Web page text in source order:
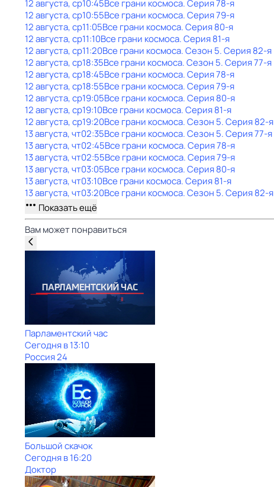
12 августа, ср10:45Все грани космоса. Серия 78-я
12 августа, ср10:55Все грани космоса. Серия 79-я
12 августа, ср11:05Все грани космоса. Серия 80-я
12 августа, ср11:10Все грани космоса. Серия 81-я
12 августа, ср11:20Все грани космоса. Сезон 5. Серия 82-я
12 августа, ср18:35Все грани космоса. Сезон 5. Серия 77-я
12 августа, ср18:45Все грани космоса. Серия 78-я
12 августа, ср18:55Все грани космоса. Серия 79-я
12 августа, ср19:05Все грани космоса. Серия 80-я
12 августа, ср19:10Все грани космоса. Серия 81-я
12 августа, ср19:20Все грани космоса. Сезон 5. Серия 82-я
13 августа, чт02:35Все грани космоса. Сезон 5. Серия 77-я
13 августа, чт02:45Все грани космоса. Серия 78-я
13 августа, чт02:55Все грани космоса. Серия 79-я
13 августа, чт03:05Все грани космоса. Серия 80-я
13 августа, чт03:10Все грани космоса. Серия 81-я
13 августа, чт03:20Все грани космоса. Сезон 5. Серия 82-я
Показать ещё
Вам может понравиться
Парламентский час
Сегодня в 13:10
Россия 24
Большой скачок
Сегодня в 16:20
Доктор